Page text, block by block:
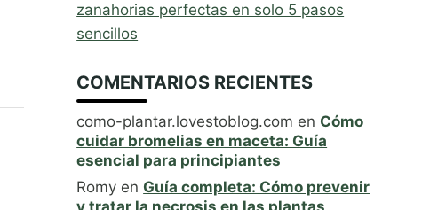
zanahorias perfectas en solo 5 pasos
sencillos
COMENTARIOS RECIENTES
como-plantar.lovestoblog.com en Cómo
cuidar bromelias en maceta: Guía
esencial para principiantes
Romy en Guía completa: Cómo prevenir